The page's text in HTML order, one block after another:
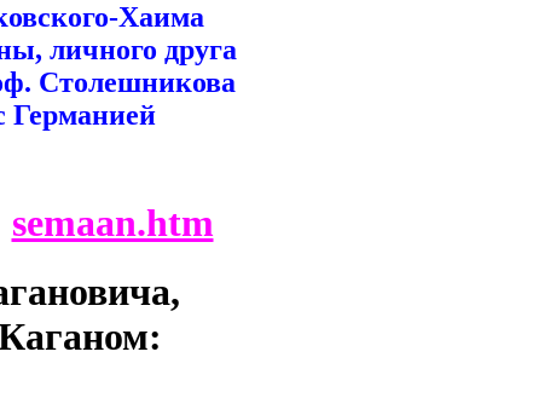
Хаима
личного друга
Столешникова
Германией
semaan.htm